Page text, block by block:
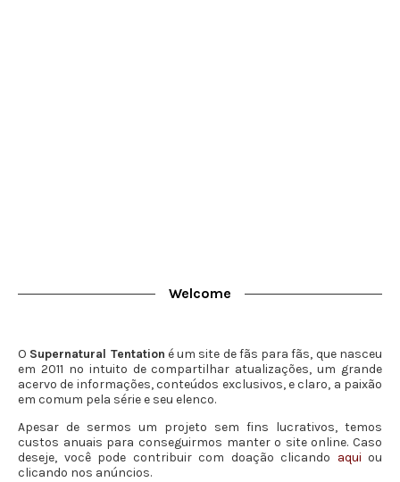
Welcome
O Supernatural Tentation é um site de fãs para fãs, que nasceu
em 2011 no intuito de compartilhar atualizações, um grande
acervo de informações, conteúdos exclusivos, e claro, a paixão
em comum pela série e seu elenco.
Apesar de sermos um projeto sem fins lucrativos, temos
custos anuais para conseguirmos manter o site online. Caso
deseje, você pode contribuir com doação clicando aqui ou
clicando nos anúncios.